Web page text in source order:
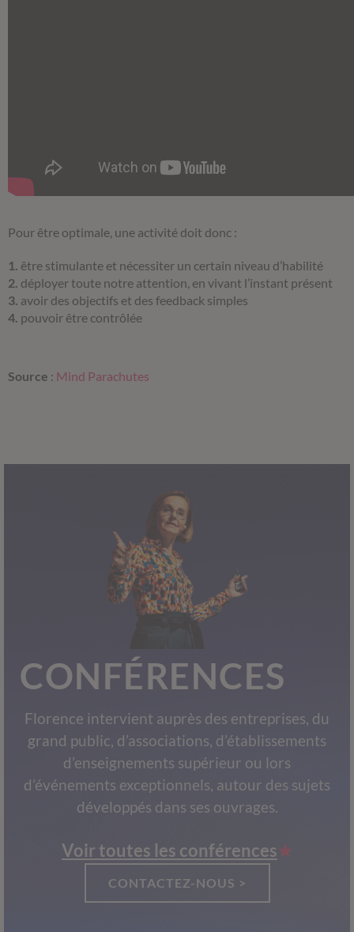
Pour être optimale, une activité doit donc :
1. être stimulante et nécessiter un certain niveau d’habilité
2. déployer toute notre attention, en vivant l’instant présent
3. avoir des objectifs et des feedback simples
4. pouvoir être contrôlée
Source : Mind Parachutes
CONFÉRENCES
Florence intervient auprès des entreprises, du
grand public, d’associations, d’établissements
d’enseignements supérieur ou lors
d’événements exceptionnels, autour des sujets
développés dans ses ouvrages.
Voir toutes les conférences
CONTACTEZ-NOUS >